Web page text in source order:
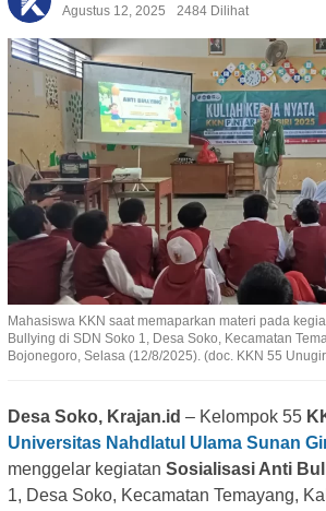
Agustus 12, 2025
2484 Dilihat
Mahasiswa KKN saat memaparkan materi pada
Bullying di SDN Soko 1, Desa Soko, Kecamatan
Bojonegoro, Selasa (12/8/2025). (doc. KKN 55
Desa Soko, Krajan.id – Kelompok 55
Universitas Nahdlatul Ulama Sunan
menggelar kegiatan Sosialisasi Anti
1, Desa Soko, Kecamatan Temayang,